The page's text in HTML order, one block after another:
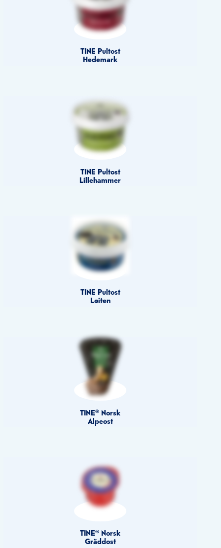
TINE Pultost
Hedemark
TINE Pultost
Lillehammer
TINE Pultost
Løiten
TINE® Norsk
Alpeost
TINE® Norsk
Gräddost